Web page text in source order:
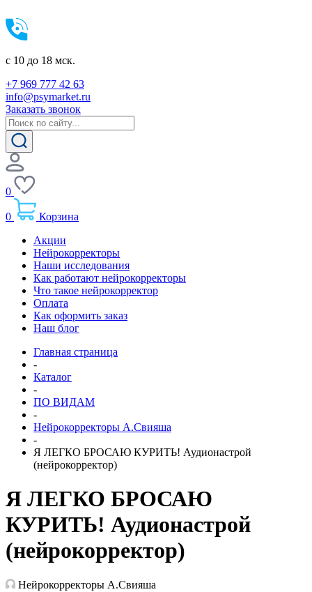
c 10 до 18 мск.
+7 969 777 42 63
info@psymarket.ru
Заказать звонок
0
0
Корзина
Акции
Нейрокорректоры
Наши исследования
Как работают нейрокорректоры
Что такое нейрокорректор
Оплата
Как оформить заказ
Наш блог
Главная страница
-
Каталог
-
ПО ВИДАМ
-
Нейрокорректоры А.Свияша
-
Я ЛЕГКО БРОСАЮ КУРИТЬ! Аудионастрой
(нейрокорректор)
Я ЛЕГКО БРОСАЮ
КУРИТЬ! Аудионастрой
(нейрокорректор)
Нейрокорректоры А.Свияша